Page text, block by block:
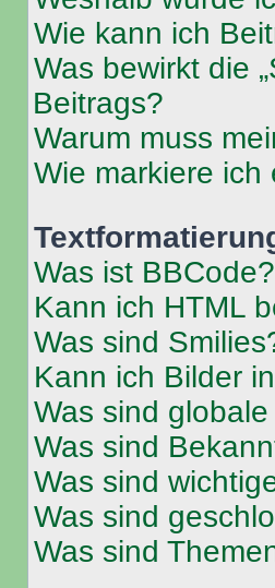
Wie kann ich
Was bewirkt die
Beitrags?
Warum muss
Wie markiere ich
Was ist BBCode?
Kann ich HTML
Was sind
Kann ich Bilder
Was sind
Was sind
Was sind
Was sind
Was sind